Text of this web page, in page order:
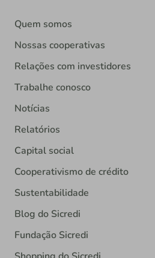
Quem somos
Nossas cooperativas
Relações com investidores
Trabalhe conosco
Notícias
Relatórios
Capital social
Cooperativismo de crédito
Sustentabilidade
Blog do Sicredi
Fundação Sicredi